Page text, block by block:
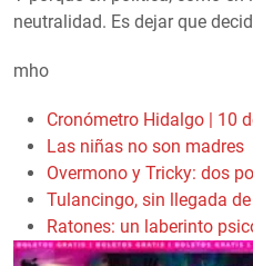
neutralidad. Es dejar que
mho
Cronómetro Hidalgo | 10
Las niñas no son madres
Overmono y Tricky: dos
Tulancingo, sin llegada
Ratones: un laberinto